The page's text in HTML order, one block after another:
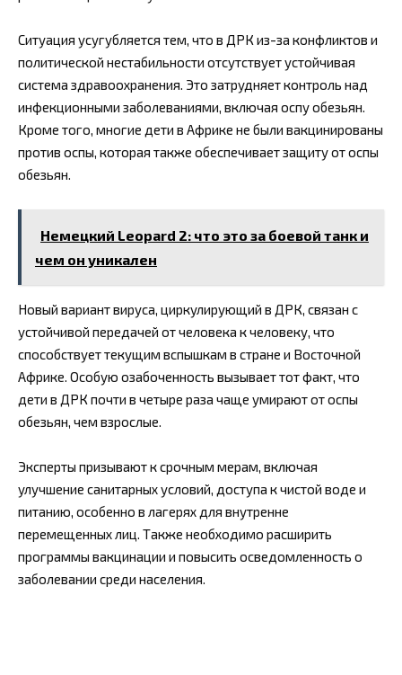
Ситуация усугубляется тем, что в ДРК из-за конфликтов и
политической нестабильности отсутствует устойчивая
система здравоохранения. Это затрудняет контроль над
инфекционными заболеваниями, включая оспу обезьян.
Кроме того, многие дети в Африке не были вакцинированы
против оспы, которая также обеспечивает защиту от оспы
обезьян.
Немецкий Leopard 2: что это за боевой танк и
чем он уникален
Новый вариант вируса, циркулирующий в ДРК, связан с
устойчивой передачей от человека к человеку, что
способствует текущим вспышкам в стране и Восточной
Африке. Особую озабоченность вызывает тот факт, что
дети в ДРК почти в четыре раза чаще умирают от оспы
обезьян, чем взрослые.
Эксперты призывают к срочным мерам, включая
улучшение санитарных условий, доступа к чистой воде и
питанию, особенно в лагерях для внутренне
перемещенных лиц. Также необходимо расширить
программы вакцинации и повысить осведомленность о
заболевании среди населения.